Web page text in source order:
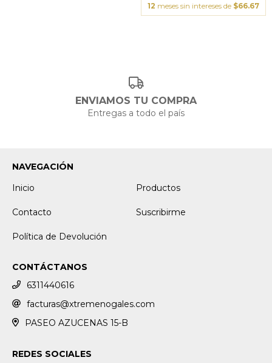
12 meses sin intereses de $66.67
ENVIAMOS TU COMPRA
Entregas a todo el país
NAVEGACIÓN
Inicio
Productos
Contacto Suscribirme
Política de Devolución
CONTÁCTANOS
6311440616
facturas@xtremenogales.com
PASEO AZUCENAS 15-B
REDES SOCIALES